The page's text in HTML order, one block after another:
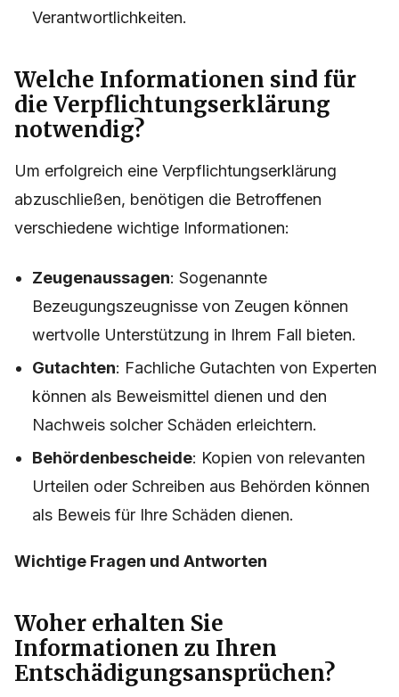
Verantwortlichkeiten.
Welche Informationen sind für
die Verpflichtungserklärung
notwendig?
Um erfolgreich eine Verpflichtungserklärung
abzuschließen, benötigen die Betroffenen
verschiedene wichtige Informationen:
Zeugenaussagen: Sogenannte
Bezeugungszeugnisse von Zeugen können
wertvolle Unterstützung in Ihrem Fall bieten.
Gutachten: Fachliche Gutachten von Experten
können als Beweismittel dienen und den
Nachweis solcher Schäden erleichtern.
Behördenbescheide: Kopien von relevanten
Urteilen oder Schreiben aus Behörden können
als Beweis für Ihre Schäden dienen.
Wichtige Fragen und Antworten
Woher erhalten Sie
Informationen zu Ihren
Entschädigungsansprüchen?